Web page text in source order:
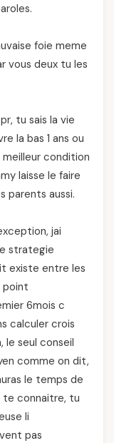
foie meme
vous deux tu les
tu sais la vie
la bas 1 ans ou
condition
laisse le faire
parents aussi.
jai
strategie
existe entre les
point
6mois c
calculer crois
le seul conseil
comme on dit,
le temps de
connaitre, tu
li
pas